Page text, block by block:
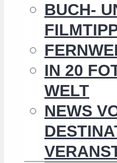
BUCH-
IN 20
WELT
NEWS